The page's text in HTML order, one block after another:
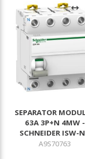
SEPARATOR
63A 3P+N 4MW -
SCHNEIDER ISW-
A9S70763